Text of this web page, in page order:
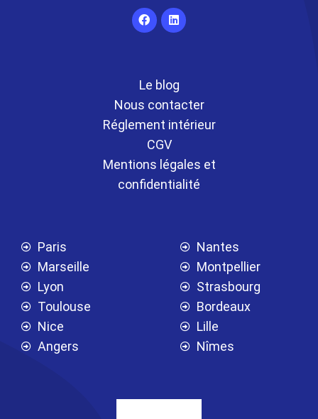
Le blog
Nous contacter
Réglement intérieur
CGV
Mentions légales et
confidentialité
Paris
Marseille
Lyon
Toulouse
Nice
Angers
Nantes
Montpellier
Strasbourg
Bordeaux
Lille
Nîmes